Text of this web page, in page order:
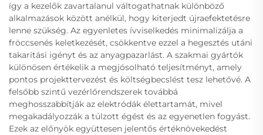
így a kezelők zavartalanul váltogathatnak különböző
alkalmazások között anélkül, hogy kiterjedt újraefektetésre
lenne szükség. Az egyenletes ívviselkedés minimalizálja a
fröccsenés keletkezését, csökkentve ezzel a hegesztés utáni
takarítási igényt és az anyagpazarlást. A szakmai gyártók
különösen értékelik a megjósolható teljesítményt, amely
pontos projekttervezést és költségbecslést tesz lehetővé. A
felsőbb szintű vezérlőrendszerek továbbá
meghosszabbítják az elektródák élettartamát, mivel
megakadályozzák a túlzott égést és az egyenetlen fogyást.
Ezek az előnyök együttesen jelentős értéknövekedést